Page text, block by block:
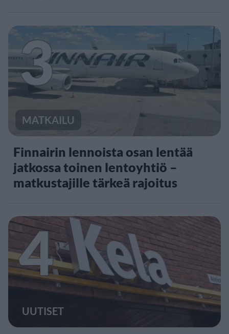
3
MATKAILU
Finnairin lennoista osan lentää
jatkossa toinen lentoyhtiö –
matkustajille tärkeä rajoitus
4
UUTISET